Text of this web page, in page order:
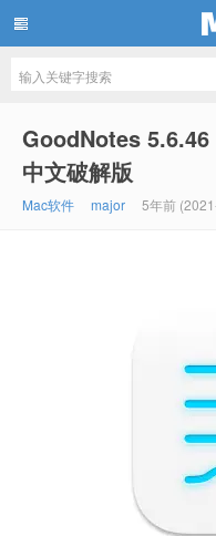
GoodNotes
中文破解版
Mac软件 major 5年前